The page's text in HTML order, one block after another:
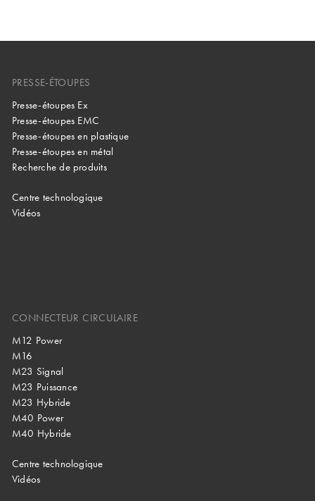
PRESSE-ÉTOUPES
Presse-étoupes Ex
Presse-étoupes EMC
Presse-étoupes en plastique
Presse-étoupes en métal
Recherche de produits
Centre technologique
Vidéos
CONNECTEUR CIRCULAIRE
M12 Power
M16
M23 Signal
M23 Puissance
M23 Hybride
M40 Power
M40 Hybride
Centre technologique
Vidéos